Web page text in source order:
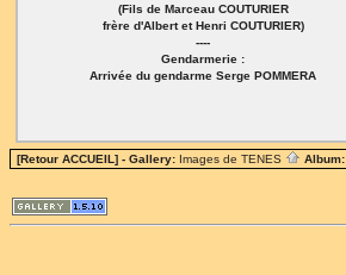
(Fils de Marceau COUTURIER
frère d'Albert et Henri COUTURIER)
----
Gendarmerie :
Arrivée du gendarme Serge POMMERA
[Retour ACCUEIL] - Gallery: Images de TENES Album: